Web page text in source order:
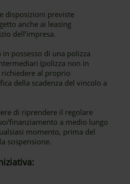
disposizioni previste
anche ai leasing
dell’impresa.
possesso di una polizza
(polizza non in
al proprio
della scadenza del vincolo a
di riprendere il regolare
finanziamento a medio lungo
momento, prima del
sospensione.